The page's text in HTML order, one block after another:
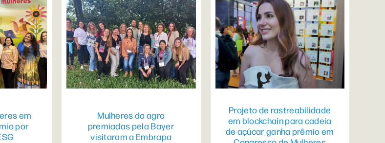
em
por
Mulheres do agro
premiadas pela Bayer
visitaram a Embrapa
Projeto de rastreabilidade
em blockchain para cadeia
de açúcar ganha prêmio em